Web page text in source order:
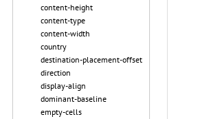
content-height
content-type
content-width
country
destination-placement-offset
direction
display-align
dominant-baseline
empty-cells